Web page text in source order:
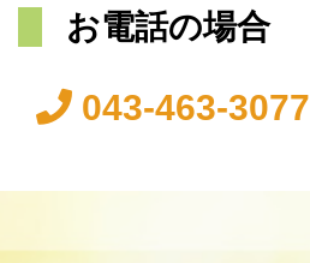
お電話の場合
043-463-3077